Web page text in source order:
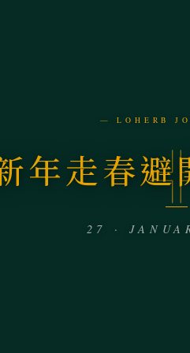
— LOHERB
年走春
27 ·